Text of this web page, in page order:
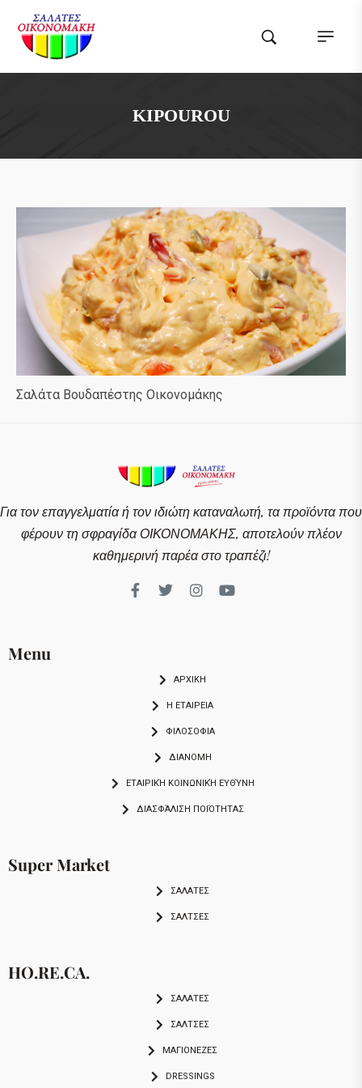
KIPOUROU
Σαλάτα Βουδαπέστης Οικονομάκης
Για τον επαγγελματία ή τον ιδιώτη καταναλωτή, τα προϊόντα που
φέρουν τη σφραγίδα ΟΙΚΟΝΟΜΑΚΗΣ, αποτελούν πλέον
καθημερινή παρέα στο τραπέζι!
Menu
ΑΡΧΙΚΗ
Η ΕΤΑΙΡΕΙΑ
ΦΙΛΟΣΟΦΙΑ
ΔΙΑΝΟΜΗ
ΕΤΑΙΡΙΚΉ ΚΟΙΝΩΝΙΚΉ ΕΥΘΎΝΗ
ΔΙΑΣΦΆΛΙΣΗ ΠΟΙΌΤΗΤΑΣ
Super Market
ΣΑΛΑΤΕΣ
ΣΑΛΤΣΕΣ
HO.RE.CA.
ΣΑΛΑΤΕΣ
ΣΑΛΤΣΕΣ
ΜΑΓΙΟΝΕΖΕΣ
DRESSINGS